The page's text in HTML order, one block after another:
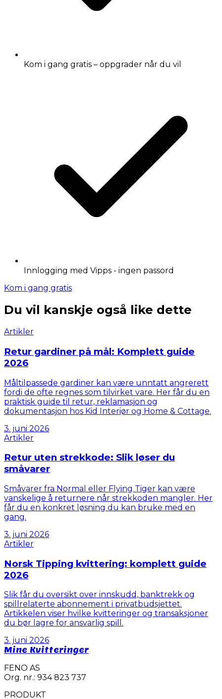
Kom i gang gratis – oppgrader når du vil
Innlogging med Vipps - ingen passord
Kom i gang gratis
Du vil kanskje også like dette
Artikler
Retur gardiner på mål: Komplett guide
2026
Måltilpassede gardiner kan være unntatt angrerett
fordi de ofte regnes som tilvirket vare. Her får du en
praktisk guide til retur, reklamasjon og
dokumentasjon hos Kid Interiør og Home & Cottage.
3. juni 2026
Artikler
Retur uten strekkode: Slik løser du
småvarer
Småvarer fra Normal eller Flying Tiger kan være
vanskelige å returnere når strekkoden mangler. Her
får du en konkret løsning du kan bruke med en
gang.
3. juni 2026
Artikler
Norsk Tipping kvittering: komplett guide
2026
Slik får du oversikt over innskudd, banktrekk og
spillrelaterte abonnement i privatbudsjettet.
Artikkelen viser hvilke kvitteringer og transaksjoner
du bør lagre for ansvarlig spill.
3. juni 2026
Mine Kvitteringer
FENO AS
Org. nr.: 934 823 737
PRODUKT